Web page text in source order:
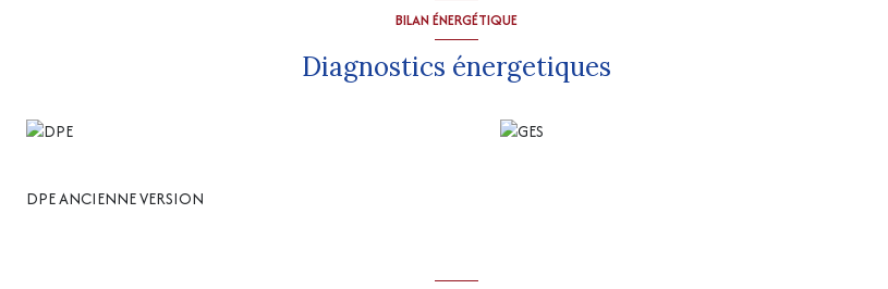
BILAN ÉNERGÉTIQUE
Diagnostics énergetiques
DPE ANCIENNE VERSION